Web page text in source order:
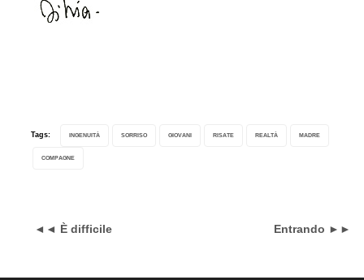
Tags: INGENUITÀ SORRISO GIOVANI RISATE REALTÀ MADRE
COMPAGNE
Entrando ►►
◄◄ È difficile